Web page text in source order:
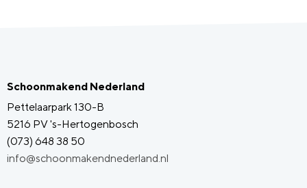
Schoonmakend Nederland
Pettelaarpark 130-B
5216 PV 's-Hertogenbosch
(073) 648 38 50
info@schoonmakendnederland.nl